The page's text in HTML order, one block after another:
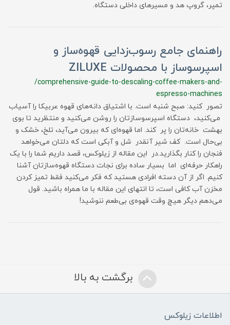
تمپر، گروپ هد و مسیرهای داخلی دستگاه.
راهنمای جامع رسوب‌زدایی قهوه‌ساز و
اسپرسوساز با محصولات ZILUXE
/comprehensive-guide-to-descaling-coffee-makers-and-
espresso-machines
تصور کنید: صبح شنبه است. با اشتیاق دانه‌های قهوه عربیکا را آسیاب
می‌کنید، دستگاه اسپرسوسازتان را روشن می‌کنید و منتظرید تا بوی
بهشت خانه‌تان را پر کند. اما قهوه‌ای که بیرون می‌آید، تلخ، خشک و
بی‌حال است. کف شیر آنقدر شل و آبکی است که دلتان می‌خواهد
فنجان را کنار بگذارید.در این مقاله از زیلوکس، قصد داریم شما را با یک
راهکار حرفه‌ای اما بسیار ساده برای نجات دستگاه قهوه‌سازتان آشنا
کنیم. اگر از آن دسته افرادی هستید که فکر می‌کنید فقط تمیز کردن
مخزن آب کافی است، تا انتهای این مقاله با ما همراه باشید. قول
می‌دهم دیگر هیچ وقت قهوه‌ی بی‌طعم ننوشید!
برگشت به بالا
اطلاعات زیلوکس